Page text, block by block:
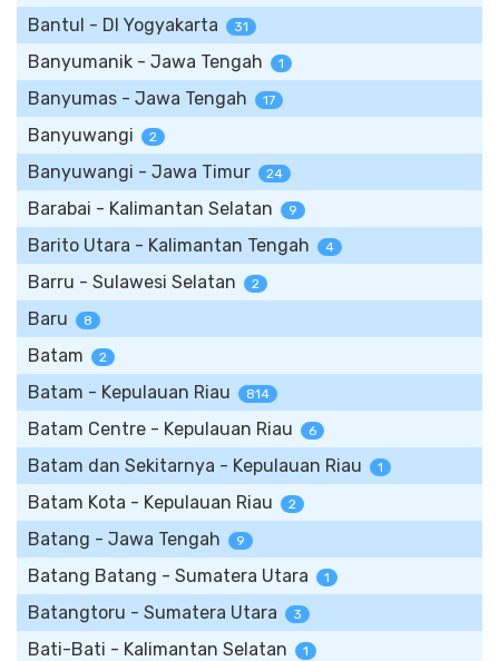
Bantul - DI Yogyakarta 31
Banyumanik - Jawa Tengah 1
Banyumas - Jawa Tengah 17
Banyuwangi 2
Banyuwangi - Jawa Timur 24
Barabai - Kalimantan Selatan 9
Barito Utara - Kalimantan Tengah 4
Barru - Sulawesi Selatan 2
Baru 8
Batam 2
Batam - Kepulauan Riau 814
Batam Centre - Kepulauan Riau 6
Batam dan Sekitarnya - Kepulauan Riau 1
Batam Kota - Kepulauan Riau 2
Batang - Jawa Tengah 9
Batang Batang - Sumatera Utara 1
Batangtoru - Sumatera Utara 3
Bati-Bati - Kalimantan Selatan 1